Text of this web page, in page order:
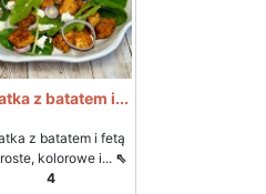
z batatem i...
z batatem i fetą
kolorowe i... ⇖
4